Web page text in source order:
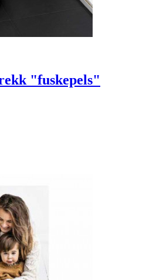
"fuskepels"